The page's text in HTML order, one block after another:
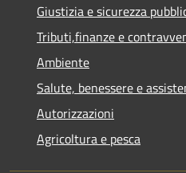
Giustizia e sicurezza
Tributi,finanze e
Ambiente
Salute, benessere e
Autorizzazioni
Agricoltura e pesca